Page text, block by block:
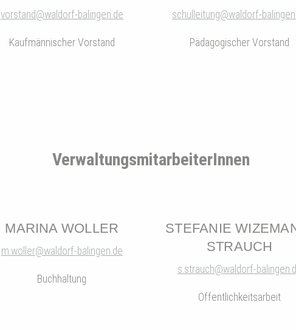
vorstand@waldorf-balingen.de
Kaufmännischer Vorstand
schulleitung@waldorf-
Pädagogischer Vorstand
VerwaltungsmitarbeiterInnen
MARINA WOLLER
m.woller@waldorf-balingen.de
Buchhaltung
STEFANIE
STRAUCH
s.strauch@waldorf-
Öffentlichkeitsarbeit